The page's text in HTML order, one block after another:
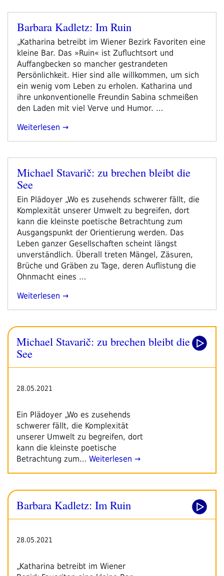
Veröffentlicht
Barbara Kadletz: Im Ruin
„Katharina betreibt im Wiener Bezirk Favoriten eine
kleine Bar. Das »Ruin« ist Zufluchtsort und
Auffangbecken so mancher gestrandeten
Persönlichkeit. Hier sind alle willkommen, um sich
ein wenig vom Leben zu erholen. Katharina und
ihre unkonventionelle Freundin Sabina schmeißen
den Laden mit viel Verve und Humor. …
„Barbara
Ruin“
Weiterlesen
Veröffentlicht
am
Michael Stavarič: zu brechen bleibt die
See
Ein Plädoyer „Wo es zusehends schwerer fällt, die
Komplexität unserer Umwelt zu begreifen, dort
kann die kleinste poetische Betrachtung zum
Ausgangspunkt der Orientierung werden. Das
Leben ganzer Gesellschaften scheint längst
unverständlich. Überall treten Mängel, Zäsuren,
Brüche und Gräben zu Tage, deren Auflistung die
Ohnmacht eines …
„Michael
Brechen
Bleibt
Die
Weiterlesen
Michael Stavarič: zu brechen bleibt die
See
28.05.2021
Ein Plädoyer „Wo es zusehends
schwerer fällt, die Komplexität
unserer Umwelt zu begreifen, dort
kann die kleinste poetische
Betrachtung zum… Weiterlesen →
Barbara Kadletz: Im Ruin
28.05.2021
„Katharina betreibt im Wiener